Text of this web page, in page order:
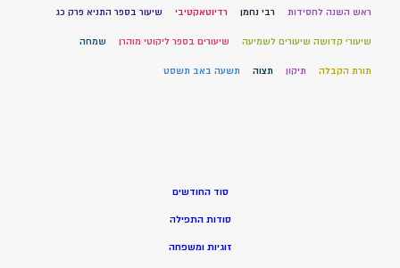
ראש השנה לחסידות רבי נחמן רדיוטאקטיבי שיעור בספר התניא פרק כג
שיעורי קדושה שיעורים לשמיעה שיעורים בספר ליקוטי מוהרן שמחה
תורת הקבלה תיקון תצוה תשעה באב תשסט
סוד החודשים
סודות התפילה
זוגיות ומשפחה